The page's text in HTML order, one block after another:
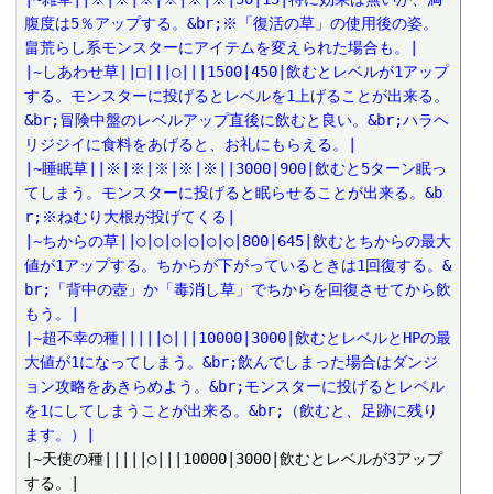
腹度は5％アップする。&br;※「復活の草」の使用後の姿。
畠荒らし系モンスターにアイテムを変えられた場合も。|
|~しあわせ草||□|||○|||1500|450|飲むとレベルが1アップ
する。モンスターに投げるとレベルを1上げることが出来る。
&br;冒険中盤のレベルアップ直後に飲むと良い。&br;ハラヘ
リジジイに食料をあげると、お礼にもらえる。|
|~睡眠草||※|※|※|※|※||3000|900|飲むと5ターン眠っ
てしまう。モンスターに投げると眠らせることが出来る。&b
r;※ねむり大根が投げてくる|
|~ちからの草||○|○|○|○|○|○|800|645|飲むとちからの最大
値が1アップする。ちからが下がっているときは1回復する。&
br;「背中の壺」か「毒消し草」でちからを回復させてから飲
もう。|
|~超不幸の種|||||○|||10000|3000|飲むとレベルとHPの最
大値が1になってしまう。&br;飲んでしまった場合はダンジ
ョン攻略をあきらめよう。&br;モンスターに投げるとレベル
を1にしてしまうことが出来る。&br;（飲むと、足跡に残り
ます。）|
|~天使の種|||||○|||10000|3000|飲むとレベルが3アップ
する。|